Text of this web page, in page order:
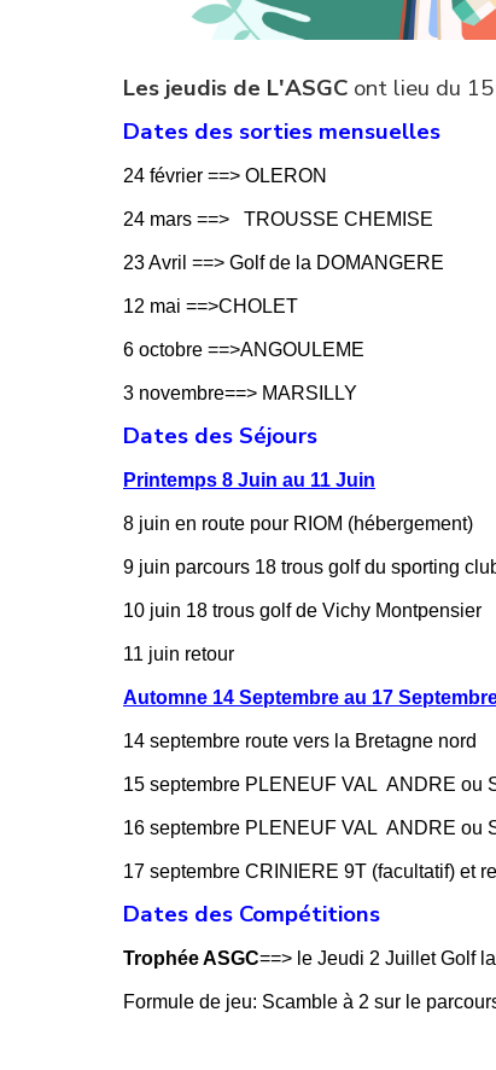
Les jeudis de L'ASGC ont lieu du
Dates des sorties mensuelles
24 février ==> OLERON
24 mars ==> TROUSSE CHEMISE
23 Avril ==> Golf de la DOMANGERE
12 mai ==>CHOLET
6 octobre ==>ANGOULEME
3 novembre==> MARSILLY
Dates des Séjours
Printemps 8 Juin au 11 Juin
8 juin en route pour RIOM (hébergement)
9 juin parcours 18 trous golf du sporting
10 juin 18 trous golf de Vichy Montpensier
11 juin retour
Automne 14 Septembre au 17
14 septembre route vers la Bretagne nord
15 septembre PLENEUF VAL ANDRE ou
16 septembre PLENEUF VAL ANDRE ou
17 septembre CRINIERE 9T (facultatif) et
Dates des Compétitions
Trophée ASGC==> le Jeudi 2 Juillet Golf
Formule de jeu: Scamble à 2 sur le